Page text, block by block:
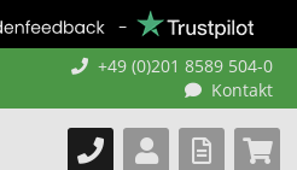
+49 (0)201 8589 504-0
Kontakt